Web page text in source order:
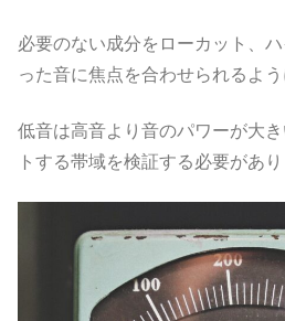
必要のない成分をローカット、
った音に焦点を合わせられるよう
低音は高音より音のパワーが大
トする帯域を検証する必要があり